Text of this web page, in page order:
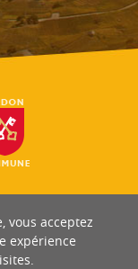
vous acceptez
expérience